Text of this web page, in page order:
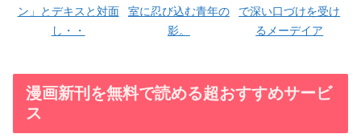
ン」とデキスと対面
し・・
室に忍び込む青年の
影。
で深い口づけを受け
るメーデイア
漫画新刊を無料で読める超おすすめサービ
ス